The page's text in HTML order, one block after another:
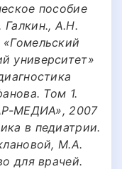
пособие
Галкин., А.Н.
университет»
Том 1.
МЕДИА», 2007
в педиатрии.
М.А.
для врачей.